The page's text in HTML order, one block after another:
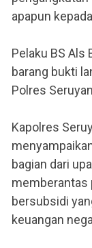
apapun
Pelaku BS Als
barang bukti
Polres
Kapolres
bagian dari
memberantas
bersubsidi
keuangan